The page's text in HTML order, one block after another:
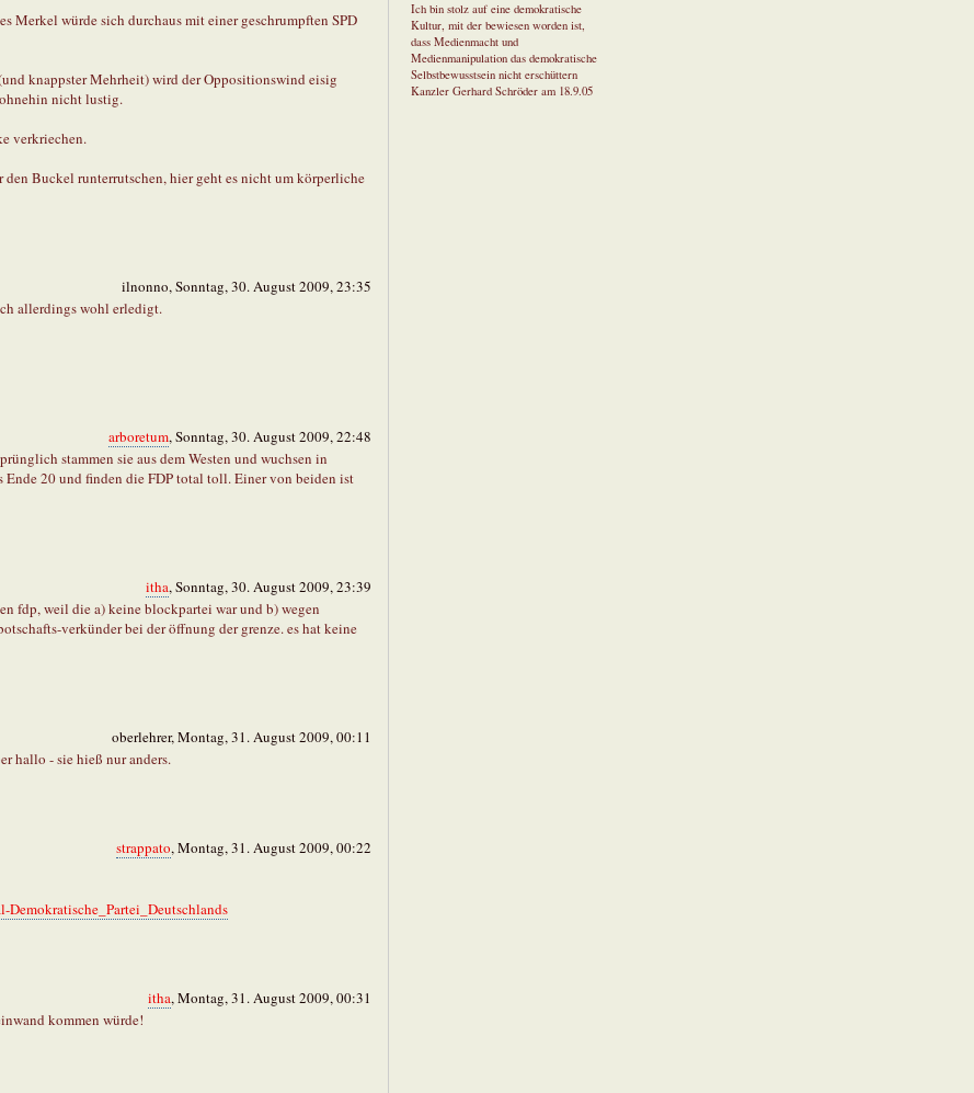
Merkel würde sich durchaus mit einer geschrumpften SPD
knappster Mehrheit) wird der Oppositionswind eisig
nicht lustig.
verkriechen.
Buckel runterrutschen, hier geht es nicht um körperliche
ilnonno, Sonntag, 30. August 2009, 23:35
allerdings wohl erledigt.
arboretum, Sonntag, 30. August 2009, 22:48
stammen sie aus dem Westen und wuchsen in
20 und finden die FDP total toll. Einer von beiden ist
itha, Sonntag, 30. August 2009, 23:39
fdp, weil die a) keine blockpartei war und b) wegen
verkünder bei der öffnung der grenze. es hat keine
oberlehrer, Montag, 31. August 2009, 00:11
hallo - sie hieß nur anders.
strappato, Montag, 31. August 2009, 00:22
itha, Montag, 31. August 2009, 00:31
kommen würde!
Ich bin stolz auf eine demokratische
Kultur, mit der bewiesen worden ist,
dass Medienmacht und
Medienmanipulation das demokratische
Selbstbewusstsein nicht erschüttern
Kanzler Gerhard Schröder am 18.9.05